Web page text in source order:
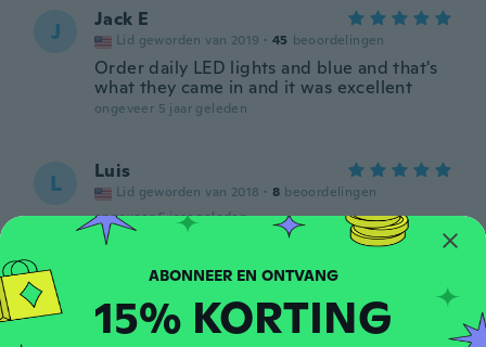
J Jack E
Lid geworden van 2019 · 45 beoordelingen
Order daily LED lights and blue and that's
what they came in and it was excellent
ongeveer 5 jaar geleden
L Luis
Lid geworden van 2018 · 8 beoordelingen
ongeveer 5 jaar geleden
M Lid geworden van 2021 · 8 beoordelingen
ongeveer 5 jaar geleden
ABONNEER EN ONTVANG
15% KORTING